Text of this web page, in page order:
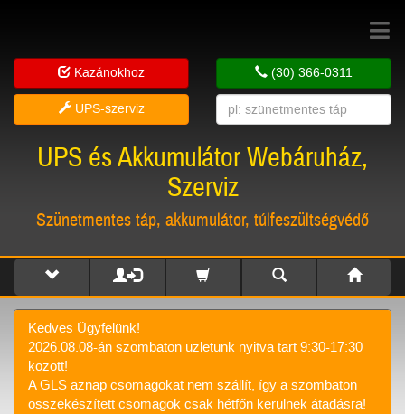
Toggle
Kazánokhoz
UPS-szerviz
(30) 366-0311
UPS és Akkumulátor Webáruház,
Szerviz
Szünetmentes táp, akkumulátor, túlfeszültségvédő
Kedves Ügyfelünk!
2026.08.08-án szombaton üzletünk nyitva tart 9:30-17:30
között!
A GLS aznap csomagokat nem szállít, így a szombaton
összekészített csomagok csak hétfőn kerülnek átadásra!